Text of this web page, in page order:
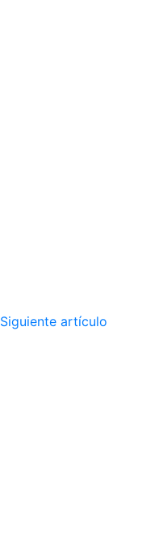
Siguiente artículo